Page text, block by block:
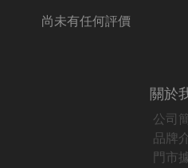
尚未有任何評價
關於
公司
品牌
門市